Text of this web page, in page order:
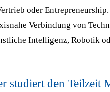
oder
Verbindung von
Intelligenz, Robotik
studiert den Teilzeit